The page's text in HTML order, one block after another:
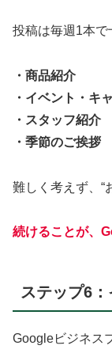
投稿は毎週1本で
・商品紹介
・イベント・キ
・スタッフ紹介
・季節のご挨拶
難しく考えず、“
続けることが、
ステップ6
Googleビジネス